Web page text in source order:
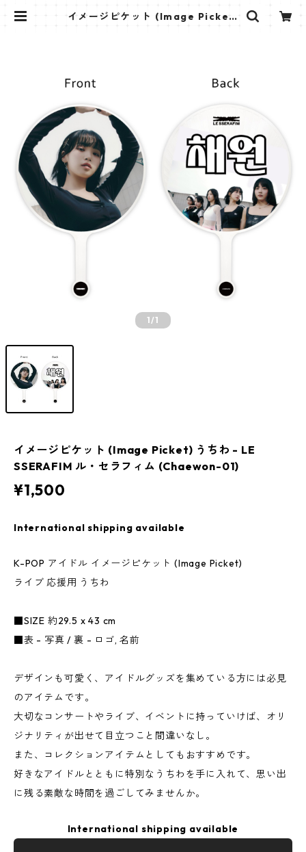
イメージピケット (Image Picket)
1/1
イメージピケット (Image Picket) うちわ - LE
SSERAFIM ル・セラフィム (Chaewon-01)
¥1,500
International shipping available
K-POP アイドル イメージピケット (Image Picket)
ライブ 応援用 うちわ
■SIZE 約29.5 x 43 cm
■表 - 写真 / 裏 - ロゴ, 名前
デザインも可愛く、アイドルグッズを集めている方には必見
のアイテムです。
大切なコンサートやライブ、イベントに持っていけば、オリ
ジナリティが出せて目立つこと間違いなし。
また、コレクションアイテムとしてもおすすめです。
好きなアイドルとともに特別なうちわを手に入れて、思い出
に残る素敵な時間を過ごしてみませんか。
International shipping available